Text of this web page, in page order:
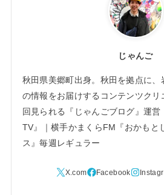
じゃんご
秋田県美郷町出身。秋田を拠点に
の情報をお届けするコンテンツク
回見られる『じゃんごブログ』運
TV』｜横手かまくらFM『おかもと
ス』毎週レギュラー